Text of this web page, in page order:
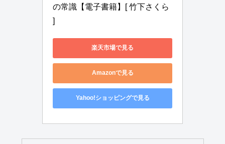
の常識【電子書籍】[ 竹下さくら
]
楽天市場で見る
Amazonで見る
Yahoo!ショッピングで見る